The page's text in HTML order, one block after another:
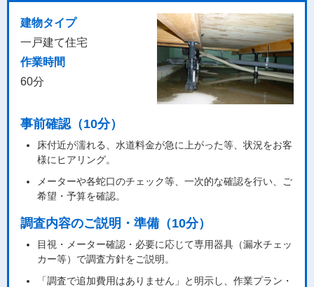
建物タイプ
一戸建て住宅
作業時間
60分
事前確認（10分）
床付近が濡れる、水道料金が急に上がった等、状況をお客
様にヒアリング。
メーターや各蛇口のチェック等、一次的な確認を行い、ご
希望・予算を確認。
調査内容のご説明・準備（10分）
目視・メーター確認・必要に応じて専用器具（漏水チェッ
カー等）で調査方針をご説明。
「調査で追加費用はありません」と明示し、作業プラン・